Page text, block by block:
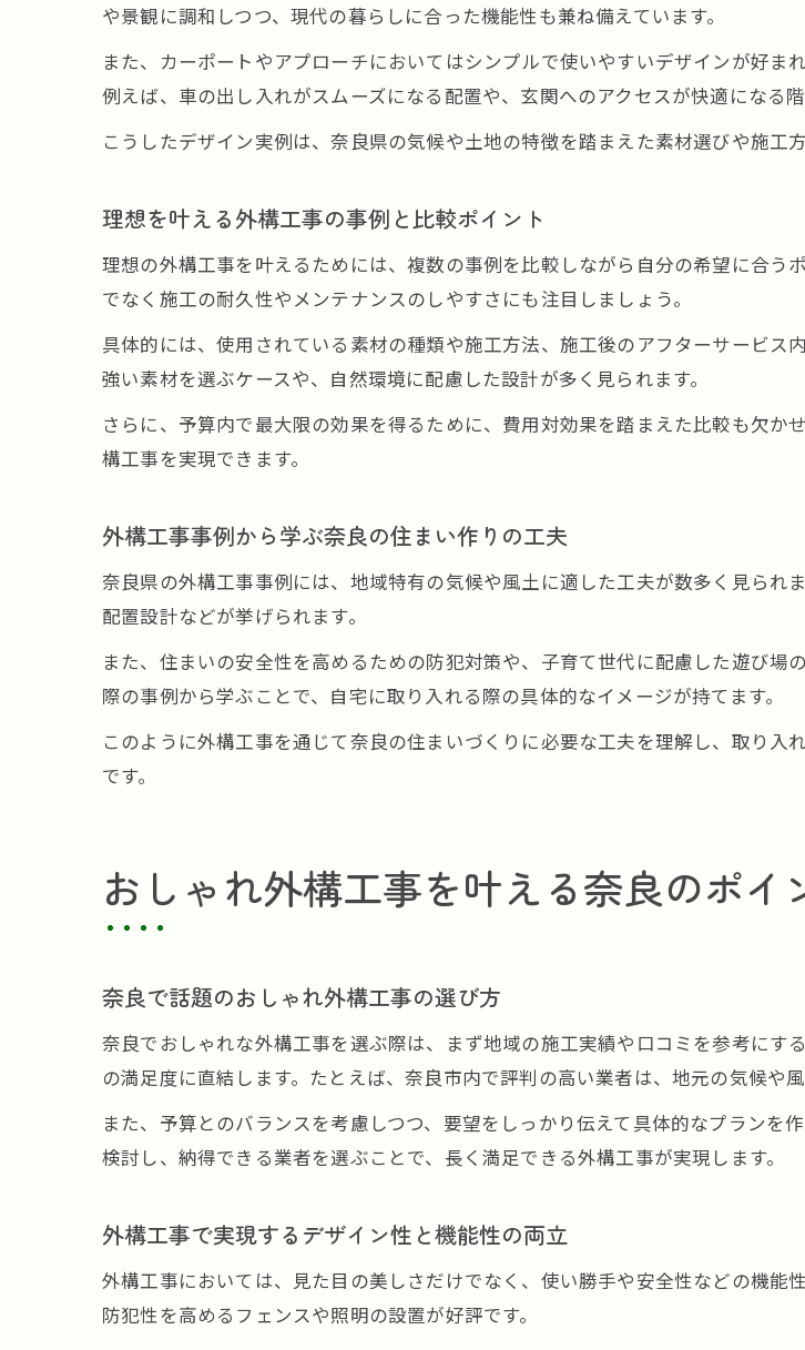
暮らしやすさが向上する外
外構リフォームで広がる
満足度が高い奈良県外構工事の
満足度が高い外構工事の
信頼できる外構工事業者
外構工事で後悔しないため
や景観に調和しつつ、現代の暮らしに合った機能性も兼ね備えています。
また、カーポートやアプローチにおいてはシンプルで使いやすいデザインが好ま
例えば、車の出し入れがスムーズになる配置や、玄関へのアクセスが快適になる
こうしたデザイン実例は、奈良県の気候や土地の特徴を踏まえた素材選びや施工
理想を叶える外構工事の事例と比較ポイント
理想の外構工事を叶えるためには、複数の事例を比較しながら自分の希望に合
でなく施工の耐久性やメンテナンスのしやすさにも注目しましょう。
具体的には、使用されている素材の種類や施工方法、施工後のアフターサービ
強い素材を選ぶケースや、自然環境に配慮した設計が多く見られます。
さらに、予算内で最大限の効果を得るために、費用対効果を踏まえた比較も欠
構工事を実現できます。
外構工事事例から学ぶ奈良の住まい作りの工夫
奈良県の外構工事事例には、地域特有の気候や風土に適した工夫が数多く見られ
配置設計などが挙げられます。
また、住まいの安全性を高めるための防犯対策や、子育て世代に配慮した遊び
際の事例から学ぶことで、自宅に取り入れる際の具体的なイメージが持てます。
このように外構工事を通じて奈良の住まいづくりに必要な工夫を理解し、取り
です。
おしゃれ外構工事を叶える奈良のポイ
奈良で話題のおしゃれ外構工事の選び方
奈良でおしゃれな外構工事を選ぶ際は、まず地域の施工実績や口コミを参考に
の満足度に直結します。たとえば、奈良市内で評判の高い業者は、地元の気候や
また、予算とのバランスを考慮しつつ、要望をしっかり伝えて具体的なプランを
検討し、納得できる業者を選ぶことで、長く満足できる外構工事が実現します。
外構工事で実現するデザイン性と機能性の両立
外構工事においては、見た目の美しさだけでなく、使い勝手や安全性などの機能
防犯性を高めるフェンスや照明の設置が好評です。